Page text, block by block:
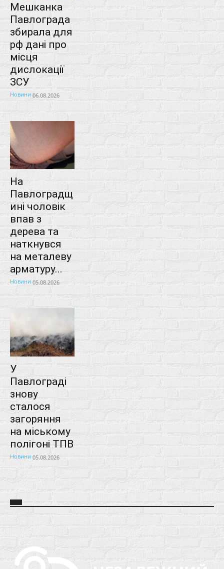
Мешканка
Павлограда
збирала для
рф дані про
місця
дислокації
ЗСУ
Новини 06.08.2026
На
Павлоградщ
ині чоловік
впав з
дерева та
наткнувся
на металеву
арматуру...
Новини 05.08.2026
У
Павлограді
знову
сталося
загоряння
на міському
полігоні ТПВ
Новини 05.08.2026